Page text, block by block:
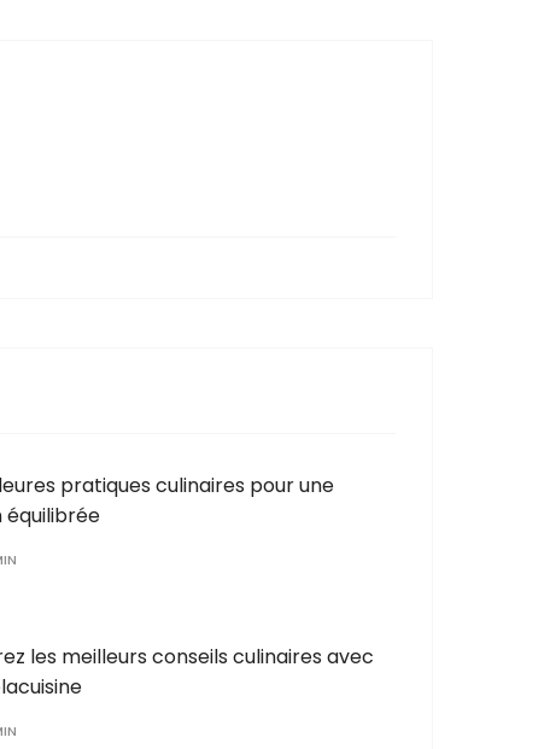
pratiques culinaires pour une
équilibrée
les meilleurs conseils culinaires avec